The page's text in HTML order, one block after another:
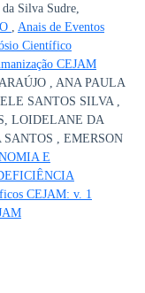
Silva Sudre,
Anais de Eventos
Científico
CEJAM
, ANA PAULA
SANTOS SILVA ,
LOIDELANE DA
, EMERSON
E
CEJAM: v. 1